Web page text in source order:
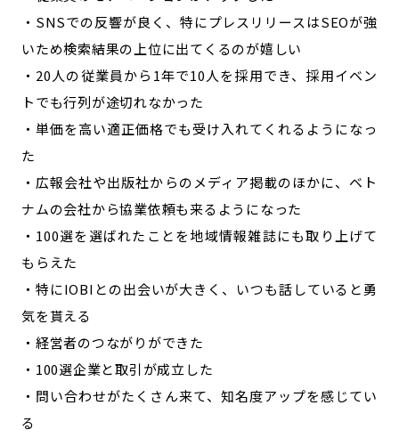
・SNSでの反響が良く、特にプレスリリースはSEOが強
いため検索結果の上位に出てくるのが嬉しい
・20人の従業員から1年で10人を採用でき、採用イベン
トでも行列が途切れなかった
・単価を高い適正価格でも受け入れてくれるようになっ
た
・広報会社や出版社からのメディア掲載のほかに、ベト
ナムの会社から協業依頼も来るようになった
・100選を選ばれたことを地域情報雑誌にも取り上げて
もらえた
・特にIOBIとの出会いが大きく、いつも話していると勇
気を貰える
・経営者のつながりができた
・100選企業と取引が成立した
・問い合わせがたくさん来て、知名度アップを感じてい
る